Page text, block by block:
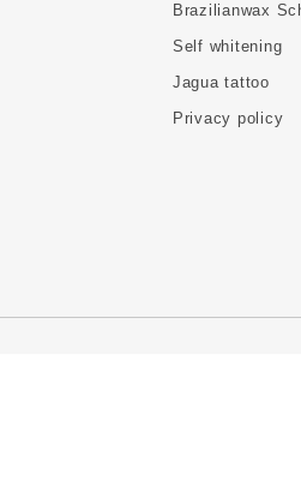
Brazilianwax
Self whitening
Jagua tattoo
Privacy policy